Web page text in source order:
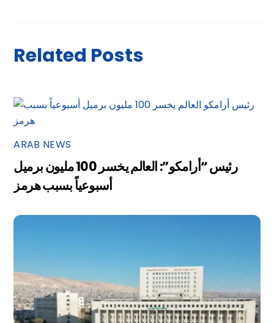
Related Posts
ARAB NEWS
رئيس “أرامكو”: العالم يخسر 100 مليون برميل
أسبوعياً بسبب هرمز